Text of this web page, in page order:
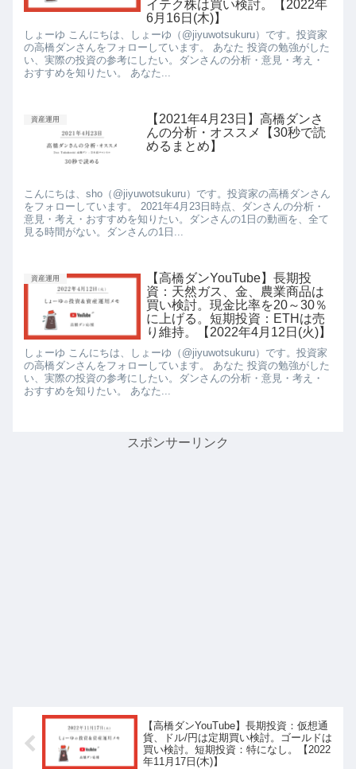
イテク株は買い検討。【2022年
6月16日(木)】
しょーゆ こんにちは、しょーゆ（@jiyuwotsukuru）です。投資家
の高橋ダンさんをフォローしています。 あなた 投資の勉強がした
い、実際の投資の参考にしたい。ダンさんの分析・意見・考え・
おすすめを知りたい。 あなた...
資産運用
【2021年4月23日】高橋ダンさ
んの分析・オススメ【30秒で読
めるまとめ】
こんにちは、sho（@jiyuwotsukuru）です。投資家の高橋ダンさん
をフォローしています。 2021年4月23日時点、ダンさんの分析・
意見・考え・おすすめを知りたい。ダンさんの1日の動画を、全て
見る時間がない。ダンさんの1日...
資産運用
【高橋ダンYouTube】長期投
資：天然ガス、金、農業商品は
買い検討。現金比率を20～30％
に上げる。短期投資：ETHは売
り維持。【2022年4月12日(火)】
しょーゆ こんにちは、しょーゆ（@jiyuwotsukuru）です。投資家
の高橋ダンさんをフォローしています。 あなた 投資の勉強がした
い、実際の投資の参考にしたい。ダンさんの分析・意見・考え・
おすすめを知りたい。 あなた...
スポンサーリンク
【高橋ダンYouTube】長期投資：仮想通
貨、ドル/円は定期買い検討。ゴールドは
買い検討。短期投資：特になし。【2022
年11月17日(木)】